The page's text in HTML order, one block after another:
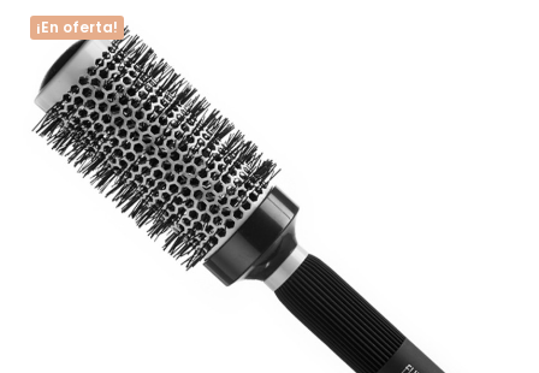
¡En oferta!